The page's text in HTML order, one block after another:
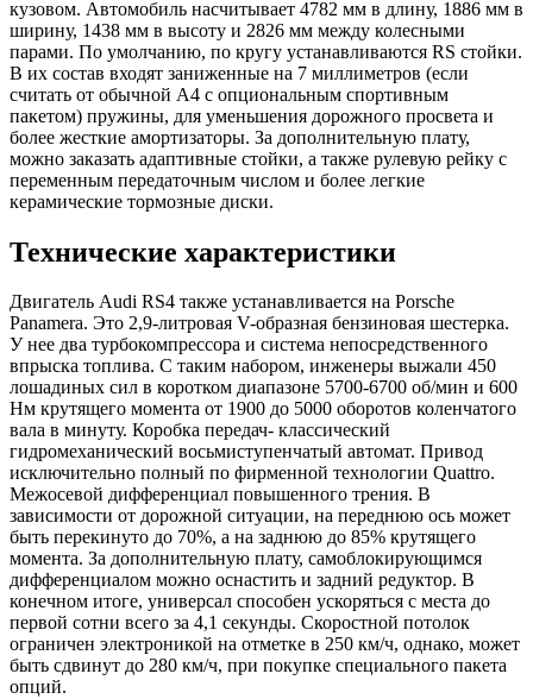
кузовом. Автомобиль насчитывает 4782 мм в длину, 1886 мм в
ширину, 1438 мм в высоту и 2826 мм между колесными
парами. По умолчанию, по кругу устанавливаются RS стойки.
В их состав входят заниженные на 7 миллиметров (если
считать от обычной А4 с опциональным спортивным
пакетом) пружины, для уменьшения дорожного просвета и
более жесткие амортизаторы. За дополнительную плату,
можно заказать адаптивные стойки, а также рулевую рейку с
переменным передаточным числом и более легкие
керамические тормозные диски.
Технические характеристики
Двигатель Audi RS4 также устанавливается на Porsche
Panamera. Это 2,9-литровая V-образная бензиновая шестерка.
У нее два турбокомпрессора и система непосредственного
впрыска топлива. С таким набором, инженеры выжали 450
лошадиных сил в коротком диапазоне 5700-6700 об/мин и 600
Нм крутящего момента от 1900 до 5000 оборотов коленчатого
вала в минуту. Коробка передач- классический
гидромеханический восьмиступенчатый автомат. Привод
исключительно полный по фирменной технологии Quattro.
Межосевой дифференциал повышенного трения. В
зависимости от дорожной ситуации, на переднюю ось может
быть перекинуто до 70%, а на заднюю до 85% крутящего
момента. За дополнительную плату, самоблокирующимся
дифференциалом можно оснастить и задний редуктор. В
конечном итоге, универсал способен ускоряться с места до
первой сотни всего за 4,1 секунды. Скоростной потолок
ограничен электроникой на отметке в 250 км/ч, однако, может
быть сдвинут до 280 км/ч, при покупке специального пакета
опций.